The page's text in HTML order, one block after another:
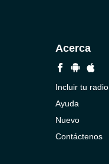
Acerca
Incluir tu radio
Ayuda
Nuevo
Contáctenos